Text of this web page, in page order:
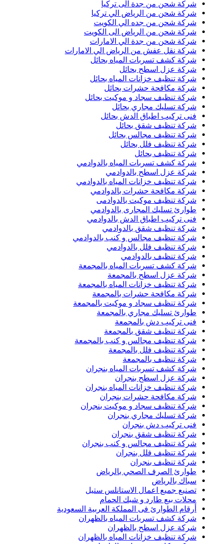
شركة شحن من جدة الى تركيا
شركة شحن من الرياض الي تركيا
شركة شحن من جده الي الكويت
شركة شحن من الرياض الى الكويت
شركة شحن من جدة الي الامارات
شركة نقل عفش من الرياض الي الامارات
شركة كشف تسربات المياه بحائل
شركة عزل اسطح بحائل
شركة تنظيف خزانات المياه بحائل
شركة مكافحة حشرات بحائل
شركة تنظيف سجاد و موكيت بحائل
شركة تسليك مجاري بحائل
فنى تركيب اطباق الدش بحائل
شركة تنظيف شقق بحائل
شركة تنظيف مجالس بحائل
شركة تنظيف فلل بحائل
شركة تنظيف بحائل
شركة كشف تسربات المياه بالدوادمي
شركة عزل اسطح بالدوادمي
شركة تنظيف خزانات المياه بالدوادمي
شركة مكافحة حشرات بالدوادمي
شركة تنظيف موكيت بالدوادمى
طوارئ تسليك المجارى بالدوادمي
فنى تركيب اطباق الدش بالدوادمي
شركة تنظيف شقق بالدوادمي
شركة تنظيف مجالس و كنب بالدوادمي
شركة تنظيف فلل بالدوادمي
شركة تنظيف بالدوادمي
شركة كشف تسربات المياه بالمجمعة
شركة عزل اسطح بالمجمعة
شركة تنظيف خزانات المياه بالمجمعة
شركة مكافحة حشرات بالمجمعة
شركة تنظيف سجاد و موكيت بالمجمعة
طوارئ تسليك مجاري بالمجمعة
فنى تركيب دش بالمجمعة
شركة تنظيف شقق بالمجمعة
شركة تنظيف مجالس و كنب بالمجمعة
شركة تنظيف فلل بالمجمعة
شركة تنظيف بالمجمعة
شركة كشف تسربات المياه بنجران
شركة عزل اسطح بنجران
شركة تنظيف خزانات المياه بنجران
شركة مكافحة حشرات بنجران
شركة تنظيف سجاد و موكيت بنجران
شركة تسليك مجاري بنجران
فنى تركيب دش بنجران
شركة تنظيف شقق بنجران
شركة تنظيف مجالس و كنب بنجران
شركة تنظيف فلل بنجران
شركة تنظيف بنجران
طوارئ الصرف الصحي بالرياض
سباك بالرياض
تصنيع جميع اعمال الاستانلس ستيل
محلات بيع طارد و شبك الحمام
أرقام الطوارئ فى المملكة العربية السعودية
شركة كشف تسربات المياه بالظهران
شركة عزل اسطح بالظهران
شركة تنظيف خزانات المياه بالظهران